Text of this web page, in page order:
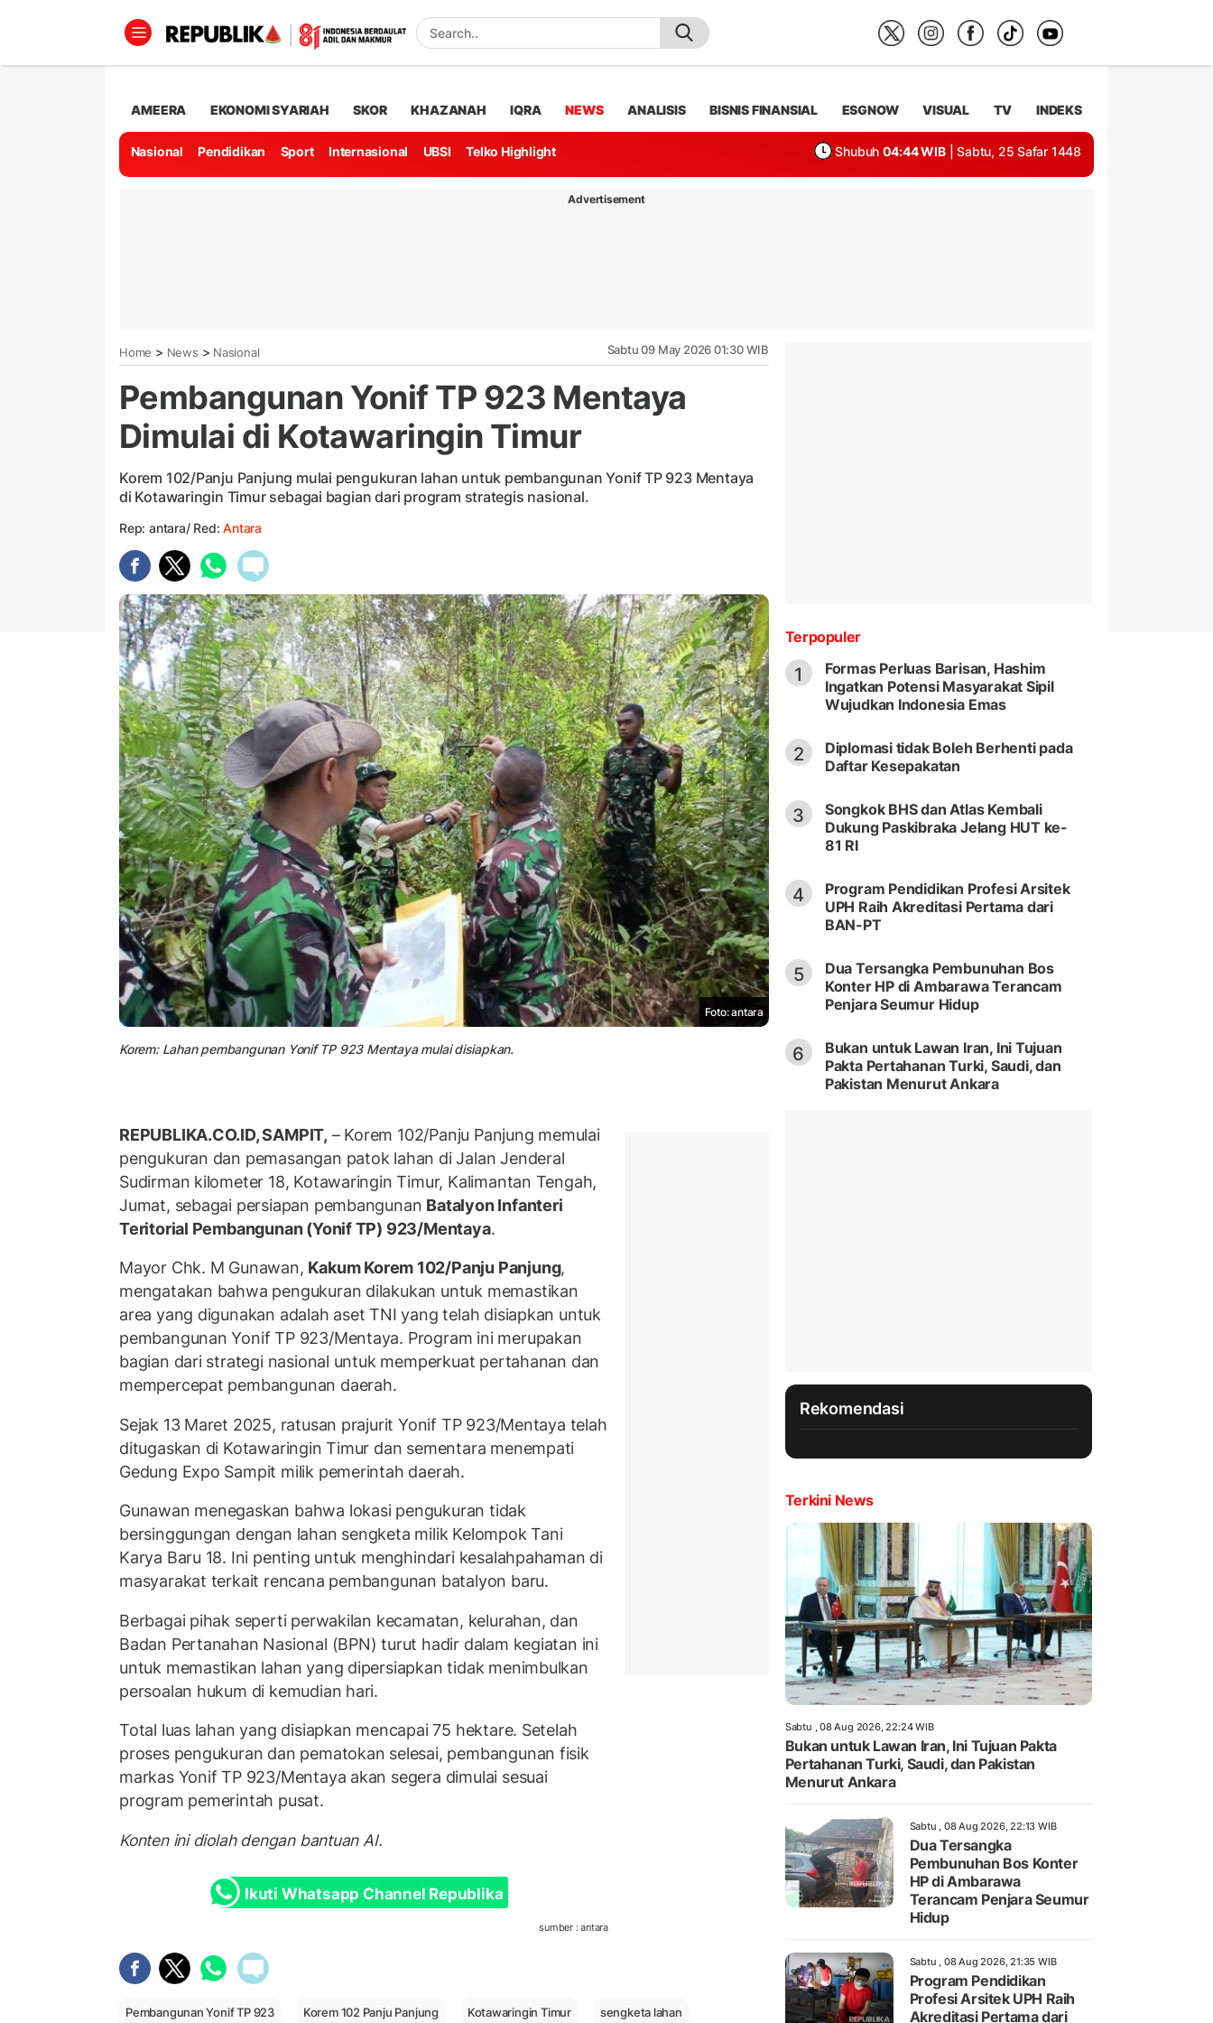
AMEERA EKONOMI SYARIAH SKOR KHAZANAH IQRA NEWS ANALISIS BISNIS FINANSIAL ESGNOW VISUAL TV INDEKS
Nasional Pendidikan Sport Internasional UBSI Telko Highlight Shubuh 04:44 WIB | Sabtu, 25 Safar 1448
Advertisement
Home > News > Nasional Sabtu 09 May 2026 01:30 WIB
Pembangunan Yonif TP 923 Mentaya
Dimulai di Kotawaringin Timur
Korem 102/Panju Panjung mulai pengukuran lahan untuk pembangunan Yonif TP 923 Mentaya
di Kotawaringin Timur sebagai bagian dari program strategis nasional.
Rep: antara/ Red:Antara
Foto: antara
Korem: Lahan pembangunan Yonif TP 923 Mentaya mulai disiapkan.
REPUBLIKA.CO.ID, SAMPIT, – Korem 102/Panju Panjung memulai
pengukuran dan pemasangan patok lahan di Jalan Jenderal
Sudirman kilometer 18, Kotawaringin Timur, Kalimantan Tengah,
Jumat, sebagai persiapan pembangunan Batalyon Infanteri
Teritorial Pembangunan (Yonif TP) 923/Mentaya.
Mayor Chk. M Gunawan, Kakum Korem 102/Panju Panjung,
mengatakan bahwa pengukuran dilakukan untuk memastikan
area yang digunakan adalah aset TNI yang telah disiapkan untuk
pembangunan Yonif TP 923/Mentaya. Program ini merupakan
bagian dari strategi nasional untuk memperkuat pertahanan dan
mempercepat pembangunan daerah.
Sejak 13 Maret 2025, ratusan prajurit Yonif TP 923/Mentaya telah
ditugaskan di Kotawaringin Timur dan sementara menempati
Gedung Expo Sampit milik pemerintah daerah.
Gunawan menegaskan bahwa lokasi pengukuran tidak
bersinggungan dengan lahan sengketa milik Kelompok Tani
Karya Baru 18. Ini penting untuk menghindari kesalahpahaman di
masyarakat terkait rencana pembangunan batalyon baru.
Berbagai pihak seperti perwakilan kecamatan, kelurahan, dan
Badan Pertanahan Nasional (BPN) turut hadir dalam kegiatan ini
untuk memastikan lahan yang dipersiapkan tidak menimbulkan
persoalan hukum di kemudian hari.
Total luas lahan yang disiapkan mencapai 75 hektare. Setelah
proses pengukuran dan pematokan selesai, pembangunan fisik
markas Yonif TP 923/Mentaya akan segera dimulai sesuai
program pemerintah pusat.
Konten ini diolah dengan bantuan AI.
Ikuti Whatsapp Channel Republika
sumber : antara
Pembangunan Yonif TP 923 Korem 102 Panju Panjung Kotawaringin Timur sengketa lahan
Terpopuler
1
Formas Perluas Barisan, Hashim
Ingatkan Potensi Masyarakat Sipil
Wujudkan Indonesia Emas
2
Diplomasi tidak Boleh Berhenti pada
Daftar Kesepakatan
3
Songkok BHS dan Atlas Kembali
Dukung Paskibraka Jelang HUT ke-
81 RI
4
Program Pendidikan Profesi Arsitek
UPH Raih Akreditasi Pertama dari
BAN-PT
5
Dua Tersangka Pembunuhan Bos
Konter HP di Ambarawa Terancam
Penjara Seumur Hidup
6
Bukan untuk Lawan Iran, Ini Tujuan
Pakta Pertahanan Turki, Saudi, dan
Pakistan Menurut Ankara
Rekomendasi
Terkini News
Sabtu , 08 Aug 2026, 22:24 WIB
Bukan untuk Lawan Iran, Ini Tujuan Pakta
Pertahanan Turki, Saudi, dan Pakistan
Menurut Ankara
Sabtu , 08 Aug 2026, 22:13 WIB
Dua Tersangka
Pembunuhan Bos Konter
HP di Ambarawa
Terancam Penjara Seumur
Hidup
Sabtu , 08 Aug 2026, 21:35 WIB
Program Pendidikan
Profesi Arsitek UPH Raih
Akreditasi Pertama dari